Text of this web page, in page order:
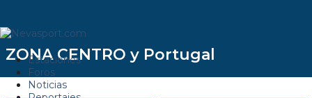
Estaciones
Foros
Noticias
ZONA CENTRO y Portugal